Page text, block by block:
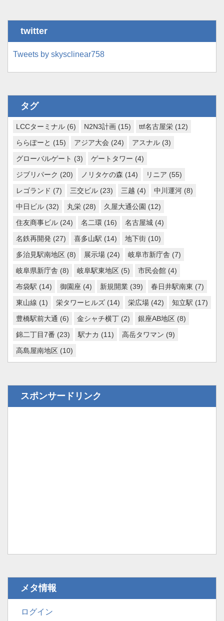
twitter
Tweets by skysclinear758
タグ
LCCターミナル (6) N2N3計画 (15) ttf名古屋栄 (12)
ららぽーと (15) アジア大会 (24) アスナル (3)
グローバルゲート (3) ゲートタワー (4)
ジブリパーク (20) ノリタケの森 (14) リニア (55)
レゴランド (7) 三交ビル (23) 三越 (4) 中川運河 (8)
中日ビル (32) 丸栄 (28) 久屋大通公園 (12)
住友商事ビル (24) 名二環 (16) 名古屋城 (4)
名鉄再開発 (27) 喜多山駅 (14) 地下街 (10)
多治見駅南地区 (8) 展示場 (24) 岐阜市新庁舎 (7)
岐阜県新庁舎 (8) 岐阜駅東地区 (5) 市民会館 (4)
布袋駅 (14) 御園座 (4) 新規開業 (39) 春日井駅南東 (7)
東山線 (1) 栄タワーヒルズ (14) 栄広場 (42) 知立駅 (17)
豊橋駅前大通 (6) 金シャチ横丁 (2) 銀座AB地区 (8)
錦二丁目7番 (23) 駅ナカ (11) 高岳タワマン (9)
高島屋南地区 (10)
スポンサードリンク
メタ情報
ログイン